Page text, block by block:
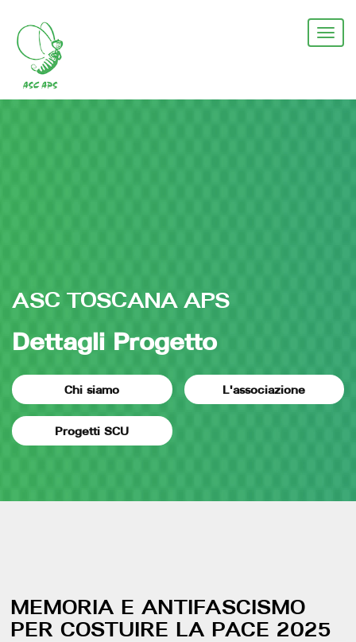
contenuto
principale
ASC TOSCANA APS
Dettagli Progetto
Chi siamo L'associazione
Progetti SCU
MEMORIA E ANTIFASCISMO
PER COSTUIRE LA PACE 2025